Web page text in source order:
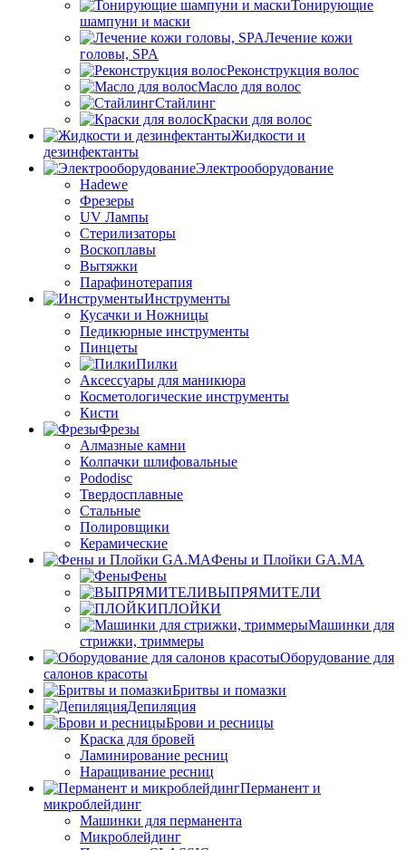
Тонирующие
шампуни и маски
Лечение кожи
головы, SPA
Реконструкция волос
Масло для волос
Стайлинг
Краски для волос
Жидкости и
дезинфектанты
Электрооборудование
Hadewe
Фрезеры
UV Лампы
Стерилизаторы
Воскоплавы
Вытяжки
Парафинотерапия
Инструменты
Кусачки и Ножницы
Педикюрные инструменты
Пинцеты
Пилки
Аксессуары для маникюра
Косметологические инструменты
Кисти
Фрезы
Алмазные камни
Колпачки шлифовальные
Pododisc
Твердосплавные
Стальные
Полировщики
Керамические
Фены и Плойки GA.MA
Фены
ВЫПРЯМИТЕЛИ
ПЛОЙКИ
Машинки для
стрижки, триммеры
Оборудование для
салонов красоты
Бритвы и помазки
Депиляция
Брови и ресницы
Краска для бровей
Ламинирование ресниц
Наращивание ресниц
Перманент и
микроблейдинг
Машинки для перманента
Микроблейдинг